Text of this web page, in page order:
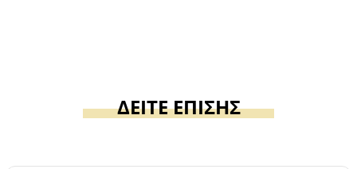
ΔΕΙΤΕ ΕΠΙΣΗΣ